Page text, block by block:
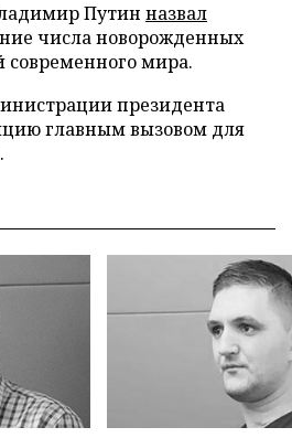
Путин назвал
числа новорожденных
современного мира.
президента
главным вызовом для